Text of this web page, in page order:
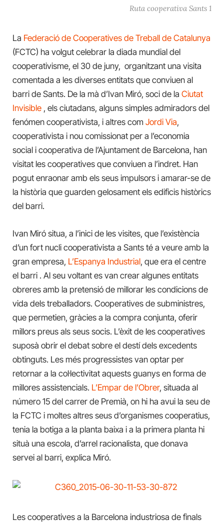
Ruta cooperativa Sants 1
La Federació de Cooperatives de Treball de Catalunya
(FCTC) ha volgut celebrar la diada mundial del
cooperativisme, el 30 de juny, organitzant una visita
comentada a les diverses entitats que conviuen al
barri de Sants. De la mà d’Ivan Miró, soci de la Ciutat
Invisible , els ciutadans, alguns simples admiradors del
fenómen cooperativista, i altres com Jordi Via,
cooperativista i nou comissionat per a l’economia
social i cooperativa de l’Ajuntament de Barcelona, han
visitat les cooperatives que conviuen a l’indret. Han
pogut enraonar amb els seus impulsors i amarar-se de
la història que guarden gelosament els edificis històrics
del barri.
Ivan Miró situa, a l’inici de les visites, que l’existència
d’un fort nucli cooperativista a Sants té a veure amb la
gran empresa, L’Espanya Industrial, que era el centre
el barri . Al seu voltant es van crear algunes entitats
obreres amb la pretensió de millorar les condicions de
vida dels treballadors. Cooperatives de subministres,
que permetien, gràcies a la compra conjunta, oferir
millors preus als seus socis. L’èxit de les cooperatives
suposà obrir el debat sobre el destí dels excedents
obtinguts. Les més progressistes van optar per
retornar a la col·lectivitat aquests guanys en forma de
millores assistencials. L’Empar de l’Obrer, situada al
número 15 del carrer de Premià, on hi ha avui la seu de
la FCTC i moltes altres seus d’organismes cooperatius,
tenia la botiga a la planta baixa i a la primera planta hi
situà una escola, d’arrel racionalista, que donava
servei al barri, explica Miró.
Les cooperatives a la Barcelona industriosa de finals